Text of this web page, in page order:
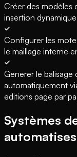
Créer des modèles
insertion
Configurer les
le maillage interne
Generer le
automatiquement
editions page par
Systèmes
automatises